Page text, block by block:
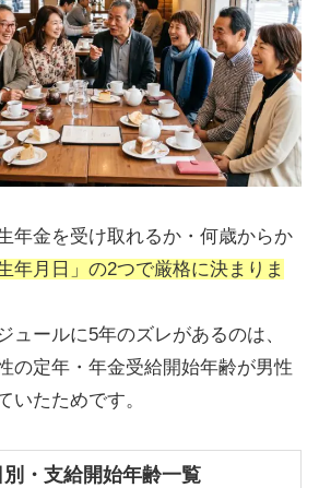
年金を受け取れるか・何歳からか
年月日」の2つで厳格に決まりま
ュールに5年のズレがあるのは、
の定年・年金受給開始年齢が男性
いたためです。
・支給開始年齢一覧